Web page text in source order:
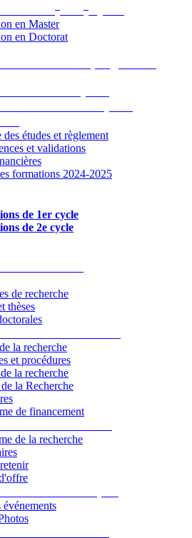
en Master
en Doctorat
des études et règlement
et validations
formations 2024-2025
de 1er cycle
de 2e cycle
de recherche
thèses
la recherche
et procédures
la recherche
la Recherche
de financement
de la recherche
événements